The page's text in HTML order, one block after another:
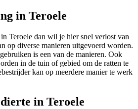
in Teroele
in Teroele dan wil je hier snel verlost van
op diverse manieren uitgevoerd worden.
is een van de manieren. Ook
in de tuin of gebied om de ratten te
kan op meerdere manier te werk
in Teroele